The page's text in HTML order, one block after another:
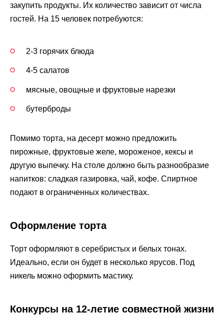
закупить продукты. Их количество зависит от числа
гостей. На 15 человек потребуются:
2-3 горячих блюда
4-5 салатов
мясные, овощные и фруктовые нарезки
бутерброды
Помимо торта, на десерт можно предложить
пирожные, фруктовые желе, мороженое, кексы и
другую выпечку. На столе должно быть разнообразие
напитков: сладкая газировка, чай, кофе. Спиртное
подают в ограниченных количествах.
Оформление торта
Торт оформляют в серебристых и белых тонах.
Идеально, если он будет в несколько ярусов. Под
никель можно оформить мастику.
Конкурсы на 12-летие совместной жизни